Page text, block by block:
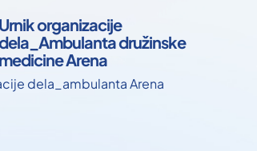
Urnik organizacije
družinske
medicine Arena
dela_ambulanta Arena